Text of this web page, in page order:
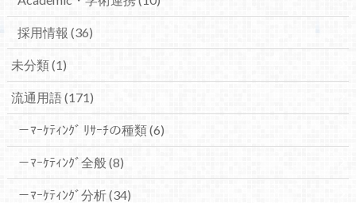
採用情報 (36)
未分類(1)
流通用語(171)
－ﾏｰｹﾃｨﾝｸﾞ ﾘｻｰﾁの種類(6)
－ﾏｰｹﾃｨﾝｸﾞ全般(8)
－ﾏｰｹﾃｨﾝｸﾞ分析(34)